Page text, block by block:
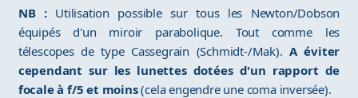
NB :Utilisation possible sur tous les Newton/Dobson
équipés d'un miroir parabolique. Tout comme les
télescopes de type Cassegrain (Schmidt-/Mak).A éviter
cependant sur les lunettes dotées d'un rapport de
focale à f/5 et moins(cela engendre une coma inversée).